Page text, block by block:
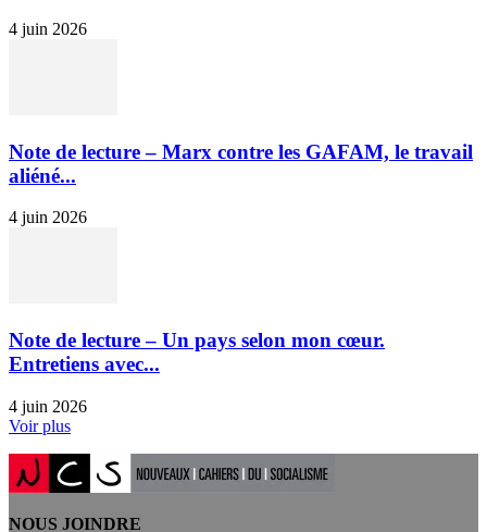
4 juin 2026
Note de lecture – Marx contre les GAFAM, le travail
aliéné...
4 juin 2026
Note de lecture – Un pays selon mon cœur.
Entretiens avec...
4 juin 2026
Voir plus
NOUS JOINDRE